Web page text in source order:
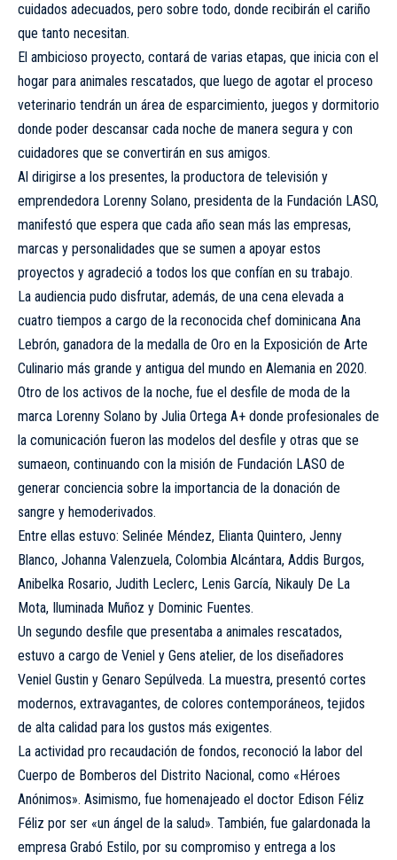
cuidados adecuados, pero sobre todo, donde recibirán el cariño
que tanto necesitan.
El ambicioso proyecto, contará de varias etapas, que inicia con el
hogar para animales rescatados, que luego de agotar el proceso
veterinario tendrán un área de esparcimiento, juegos y dormitorio
donde poder descansar cada noche de manera segura y con
cuidadores que se convertirán en sus amigos.
Al dirigirse a los presentes, la productora de televisión y
emprendedora Lorenny Solano, presidenta de la Fundación LASO,
manifestó que espera que cada año sean más las empresas,
marcas y personalidades que se sumen a apoyar estos
proyectos y agradeció a todos los que confían en su trabajo.
La audiencia pudo disfrutar, además, de una cena elevada a
cuatro tiempos a cargo de la reconocida chef dominicana Ana
Lebrón, ganadora de la medalla de Oro en la Exposición de Arte
Culinario más grande y antigua del mundo en Alemania en 2020.
Otro de los activos de la noche, fue el desfile de moda de la
marca Lorenny Solano by Julia Ortega A+ donde profesionales de
la comunicación fueron las modelos del desfile y otras que se
sumaeon, continuando con la misión de Fundación LASO de
generar conciencia sobre la importancia de la donación de
sangre y hemoderivados.
Entre ellas estuvo: Selinée Méndez, Elianta Quintero, Jenny
Blanco, Johanna Valenzuela, Colombia Alcántara, Addis Burgos,
Anibelka Rosario, Judith Leclerc, Lenis García, Nikauly De La
Mota, Iluminada Muñoz y Dominic Fuentes.
Un segundo desfile que presentaba a animales rescatados,
estuvo a cargo de Veniel y Gens atelier, de los diseñadores
Veniel Gustin y Genaro Sepúlveda. La muestra, presentó cortes
modernos, extravagantes, de colores contemporáneos, tejidos
de alta calidad para los gustos más exigentes.
La actividad pro recaudación de fondos, reconoció la labor del
Cuerpo de Bomberos del Distrito Nacional, como «Héroes
Anónimos». Asimismo, fue homenajeado el doctor Edison Féliz
Féliz por ser «un ángel de la salud». También, fue galardonada la
empresa Grabó Estilo, por su compromiso y entrega a los